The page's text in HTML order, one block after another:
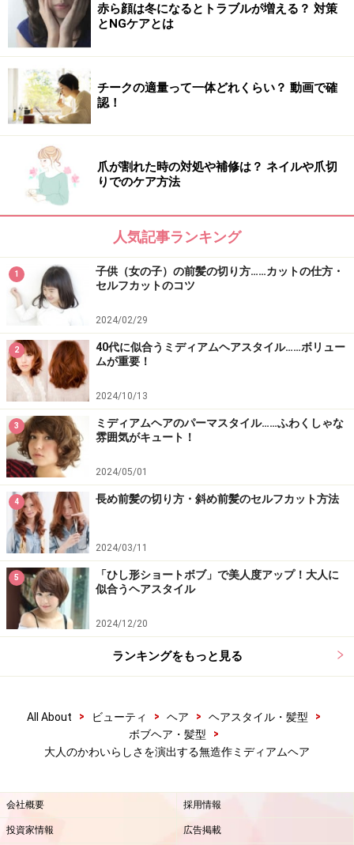
赤ら顔は冬になるとトラブルが増える？ 対策
とNGケアとは
チークの適量って一体どれくらい？ 動画で確
認！
爪が割れた時の対処や補修は？ ネイルや爪切
りでのケア方法
人気記事ランキング
1
子供（女の子）の前髪の切り方……カットの仕方・
セルフカットのコツ
2024/02/29
2
40代に似合うミディアムヘアスタイル……ボリュー
ムが重要！
2024/10/13
3
ミディアムヘアのパーマスタイル……ふわくしゃな
雰囲気がキュート！
2024/05/01
4 長め前髪の切り方・斜め前髪のセルフカット方法
2024/03/11
5
「ひし形ショートボブ」で美人度アップ！大人に
似合うヘアスタイル
2024/12/20
ランキングをもっと見る
All About > ビューティ > ヘア > ヘアスタイル・髪型
>
ボブヘア・髪型
>
大人のかわいらしさを演出する無造作ミディアムヘア
会社概要 採用情報
投資家情報 広告掲載